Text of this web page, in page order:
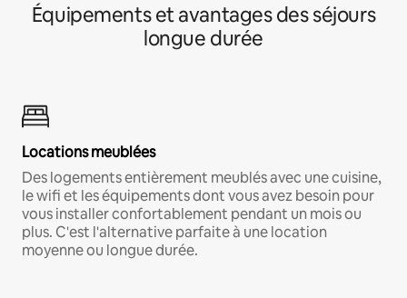
Équipements et avantages des séjours
longue durée
Locations meublées
Des logements entièrement meublés avec une cuisine,
le wifi et les équipements dont vous avez besoin pour
vous installer confortablement pendant un mois ou
plus. C'est l'alternative parfaite à une location
moyenne ou longue durée.